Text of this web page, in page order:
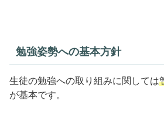
勉強姿勢への基本方針
生徒の勉強への取り組みに関しては
が基本です。